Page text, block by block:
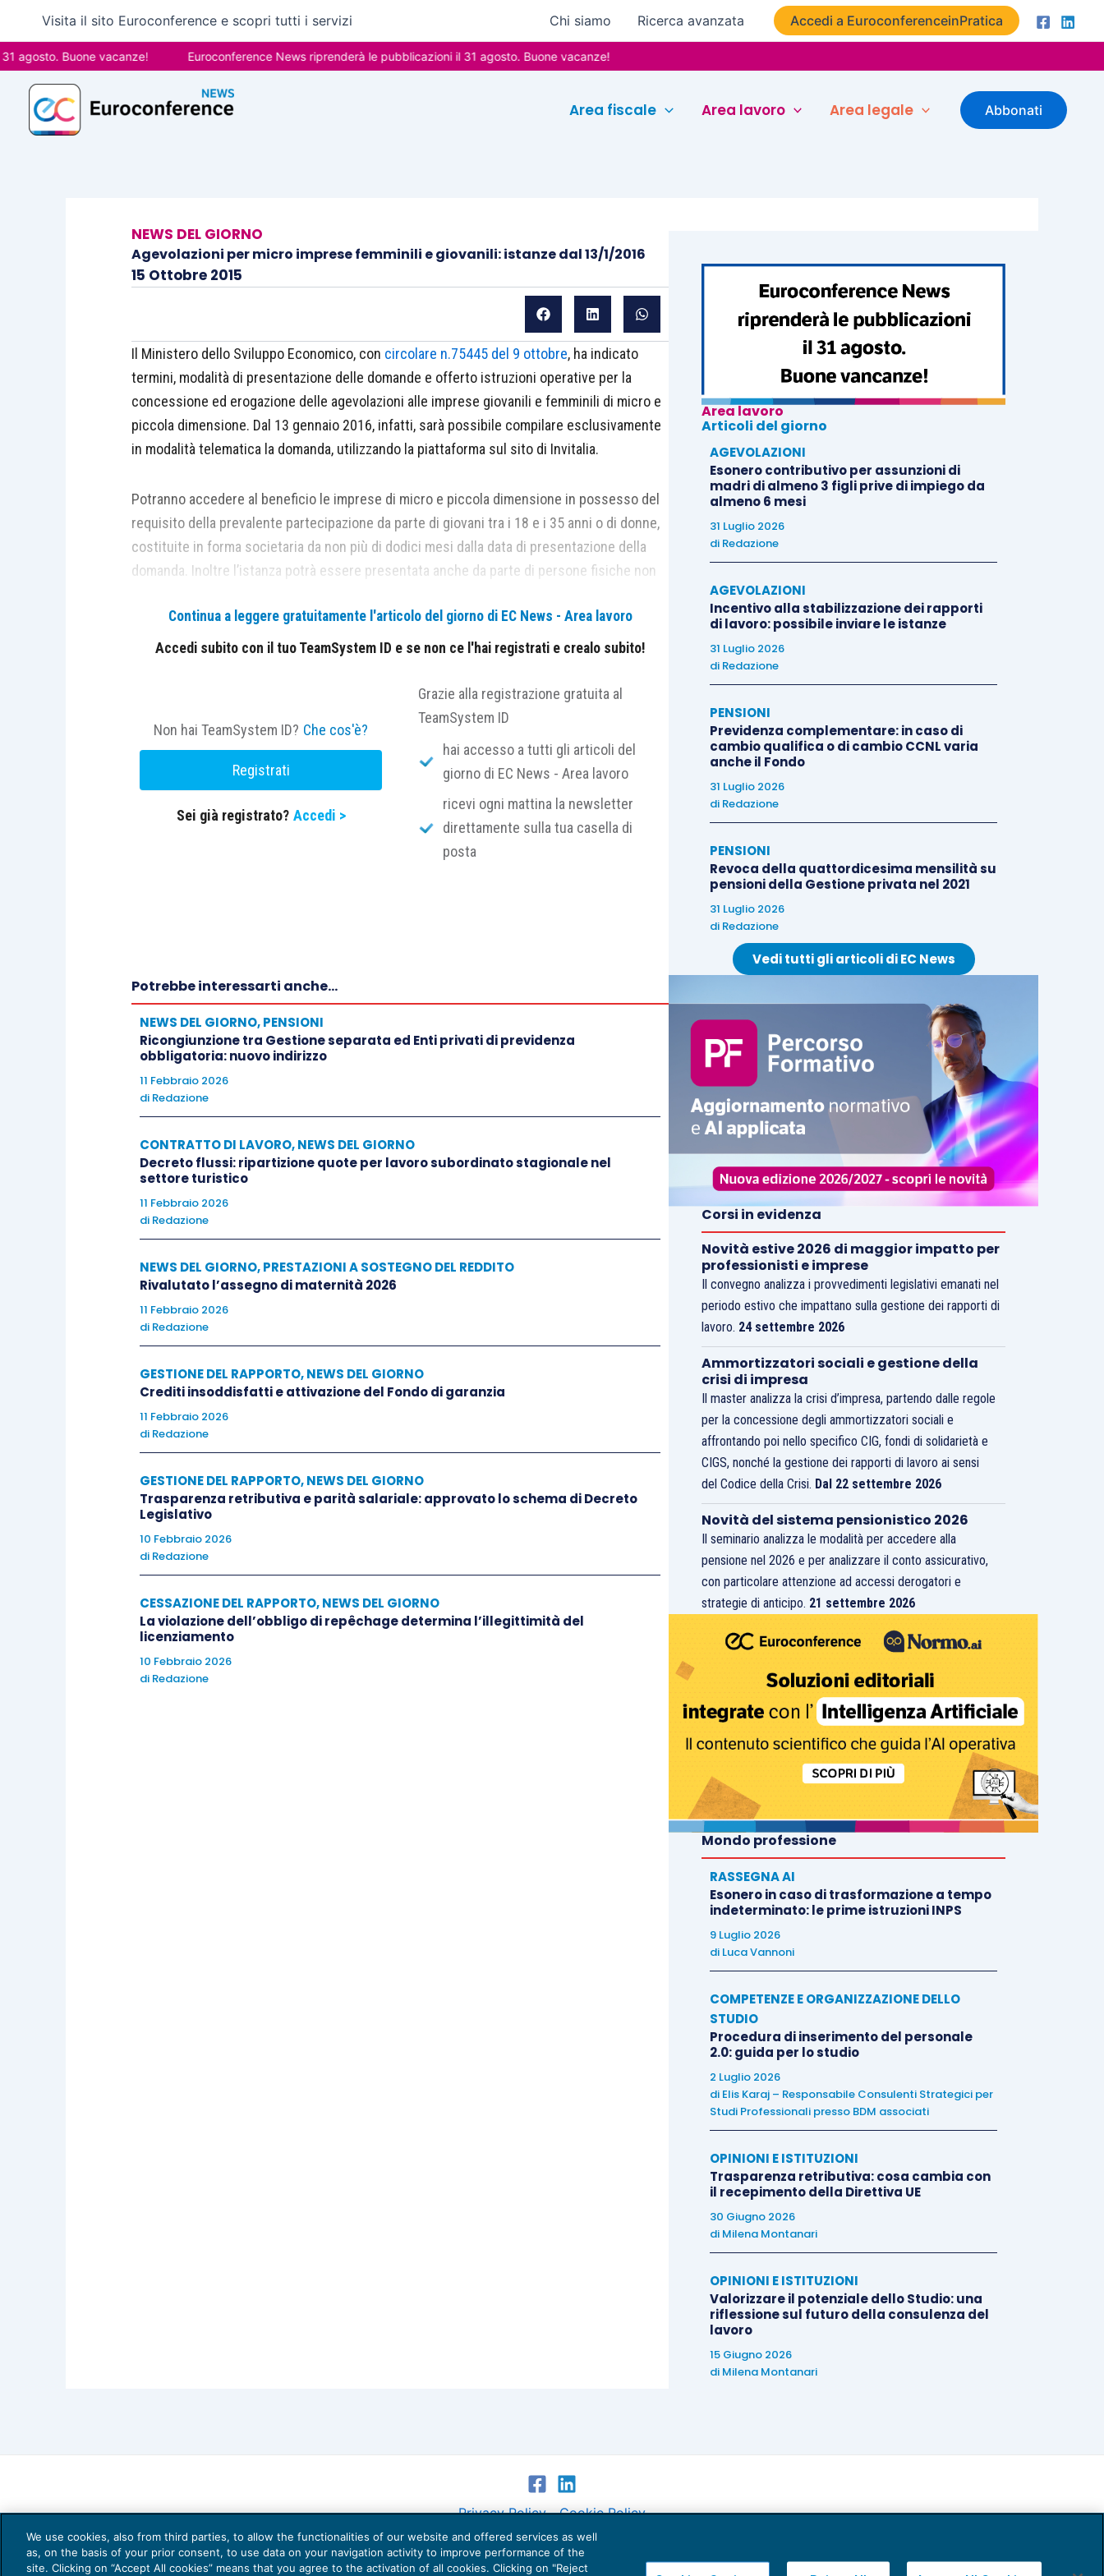
contenuto
Visita il sito Euroconference e scopri tutti i servizi Chi siamo Ricerca avanzata Accedi a EuroconferenceinPratica
Buone vacanze! Euroconference News riprenderà le pubblicazioni il 31 agosto. Buone vacanze!
Area fiscale Area lavoro Area legale Abbonati
NEWS DEL GIORNO
Agevolazioni per micro imprese femminili e giovanili: istanze dal 13/1/2016
15 Ottobre 2015
Il Ministero dello Sviluppo Economico, con circolare n.75445 del 9 ottobre, ha indicato
termini, modalità di presentazione delle domande e offerto istruzioni operative per la
concessione ed erogazione delle agevolazioni alle imprese giovanili e femminili di micro e
piccola dimensione. Dal 13 gennaio 2016, infatti, sarà possibile compilare esclusivamente
in modalità telematica la domanda, utilizzando la piattaforma sul sito di Invitalia.
Potranno accedere al beneficio le imprese di micro e piccola dimensione in possesso del
requisito della prevalente partecipazione da parte di giovani tra i 18 e i 35 anni o di donne,
costituite in forma societaria da non più di dodici mesi dalla data di presentazione della
domanda. Inoltre l’istanza potrà essere presentata anche da parte di persone fisiche non
quarantacinque giorni dalla data di comunicazione del positivo esito delle verifiche.
Rientrano nell’agevolazione le iniziative attivabili su tutto il territorio nazionale, riguardanti
prodotti agricoli, la fornitura di servizi alle imprese e alle persone, il commercio di beni e
Il Ministero ha stanziato 50 milioni di euro: le agevolazioni saranno concesse, in regime
minimis, nella forma del finanziamento agevolato a tasso zero, della durata massima di 8
anni, coprendo al massimo il 75% delle spese, mentre i programmi d’investimento
dovranno prevedere spese non superiori a 1,5 milioni di euro.
Continua a leggere gratuitamente l'articolo del giorno di EC News - Area lavoro
Accedi subito con il tuo TeamSystem ID e se non ce l'hai registrati e crealo subito!
Non hai TeamSystem ID? Che cos'è?
Registrati
Sei già registrato? Accedi >
Grazie alla registrazione gratuita al
TeamSystem ID
hai accesso a tutti gli articoli del
giorno di EC News - Area lavoro
ricevi ogni mattina la newsletter
direttamente sulla tua casella di
posta
Potrebbe interessarti anche...
NEWS DEL GIORNO,PENSIONI
Ricongiunzione tra Gestione separata ed Enti privati di previdenza
obbligatoria: nuovo indirizzo
11 Febbraio 2026
di Redazione
CONTRATTO DI LAVORO,NEWS DEL GIORNO
Decreto flussi: ripartizione quote per lavoro subordinato stagionale nel
settore turistico
11 Febbraio 2026
di Redazione
NEWS DEL GIORNO,PRESTAZIONI A SOSTEGNO DEL REDDITO
Rivalutato l’assegno di maternità 2026
11 Febbraio 2026
di Redazione
GESTIONE DEL RAPPORTO,NEWS DEL GIORNO
Crediti insoddisfatti e attivazione del Fondo di garanzia
11 Febbraio 2026
di Redazione
GESTIONE DEL RAPPORTO,NEWS DEL GIORNO
Trasparenza retributiva e parità salariale: approvato lo schema di Decreto
Legislativo
10 Febbraio 2026
di Redazione
CESSAZIONE DEL RAPPORTO,NEWS DEL GIORNO
La violazione dell’obbligo di repêchage determina l’illegittimità del
licenziamento
10 Febbraio 2026
di Redazione
Area lavoro
Articoli del giorno
AGEVOLAZIONI
Esonero contributivo per assunzioni di
madri di almeno 3 figli prive di impiego da
almeno 6 mesi
31 Luglio 2026
di Redazione
AGEVOLAZIONI
Incentivo alla stabilizzazione dei rapporti
di lavoro: possibile inviare le istanze
31 Luglio 2026
di Redazione
PENSIONI
Previdenza complementare: in caso di
cambio qualifica o di cambio CCNL varia
anche il Fondo
31 Luglio 2026
di Redazione
PENSIONI
Revoca della quattordicesima mensilità su
pensioni della Gestione privata nel 2021
31 Luglio 2026
di Redazione
Vedi tutti gli articoli di EC News
Corsi in evidenza
Novità estive 2026 di maggior impatto per
professionisti e imprese
Il convegno analizza i provvedimenti legislativi emanati nel
periodo estivo che impattano sulla gestione dei rapporti di
lavoro. 24 settembre 2026
Ammortizzatori sociali e gestione della
crisi di impresa
Il master analizza la crisi d’impresa, partendo dalle regole
per la concessione degli ammortizzatori sociali e
affrontando poi nello specifico CIG, fondi di solidarietà e
CIGS, nonché la gestione dei rapporti di lavoro ai sensi
del Codice della Crisi. Dal 22 settembre 2026
Novità del sistema pensionistico 2026
Il seminario analizza le modalità per accedere alla
pensione nel 2026 e per analizzare il conto assicurativo,
con particolare attenzione ad accessi derogatori e
strategie di anticipo. 21 settembre 2026
Mondo professione
RASSEGNA AI
Esonero in caso di trasformazione a tempo
indeterminato: le prime istruzioni INPS
9 Luglio 2026
di Luca Vannoni
COMPETENZE E ORGANIZZAZIONE DELLO
STUDIO
Procedura di inserimento del personale
2.0: guida per lo studio
2 Luglio 2026
di Elis Karaj – Responsabile Consulenti Strategici per
Studi Professionali presso BDM associati
OPINIONI E ISTITUZIONI
Trasparenza retributiva: cosa cambia con
il recepimento della Direttiva UE
30 Giugno 2026
di Milena Montanari
OPINIONI E ISTITUZIONI
Valorizzare il potenziale dello Studio: una
riflessione sul futuro della consulenza del
lavoro
15 Giugno 2026
di Milena Montanari
Privacy Policy Cookie Policy
Euroconference NEWS è una testata registrata al Tribunale di Milano Reg. n. 8556/2026
Direttore responsabile Sandro Cerato
We use cookies, also from third parties, to allow the functionalities of our website and offered services as well
as, on the basis of your prior consent, to use data on your navigation activity to improve performance of the
site. Clicking on “Accept All cookies” means that you agree to the activation of all cookies. Clicking on "Reject